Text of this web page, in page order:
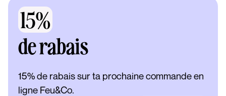
15%
de rabais
15% de rabais sur ta prochaine commande en
ligne Feu&Co.